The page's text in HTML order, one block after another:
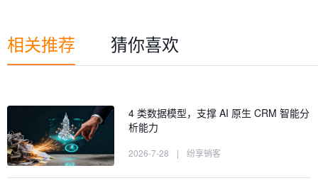
相关推荐 猜你喜欢
4 类数据模型，支撑 AI 原生 CRM 智能分
析能力
2026-7-28 | 纷享销客